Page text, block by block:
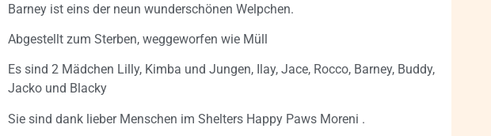
Barney ist eins der neun wunderschönen Welpchen.
Abgestellt zum Sterben, weggeworfen wie Müll
Es sind 2 Mädchen Lilly, Kimba und Jungen, Ilay, Jace, Rocco, Barney, Buddy,
Jacko und Blacky
Sie sind dank lieber Menschen im Shelters Happy Paws Moreni .